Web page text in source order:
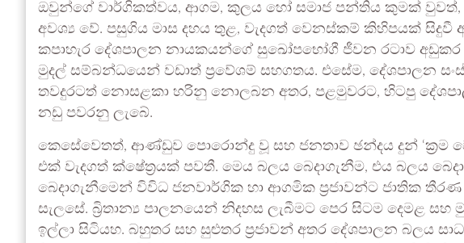
ඔවුන්ගේ වාර්ගිකත්වය, ආගම, කුලය හෝ සමාජ පන්තිය කුමක් වුවත්,
අවශ්‍ය වේ. පසුගිය මාස දහය තුළ, වැදගත් වෙනස්කම් කිහිපයක්
කපාහැර දේශපාලන නායකයන්ගේ සුඛෝපභෝගී ජීවන රටාව
මුදල් සම්බන්ධයෙන් වඩාත් ප්‍රවේශම් සහගතය. එසේම, දේශපාලන
තවදුරටත් නොසළකා හරිනු නොලබන අතර, පළමුවරට, හිටපු
නඩු පවරනු ලැබේ.
කෙසේවෙතත්, ආණ්ඩුව පොරොන්දු වූ සහ ජනතාව ඡන්දය දුන් ‘ක්‍රම
එක් වැදගත් ක්ෂේත්‍රයක් පවතී. මෙය බලය බෙදාගැනීම, එය බලය
බෙදාගැනීමෙන් විවිධ ජනවාර්ගික හා ආගමික ප්‍රජාවන්ට ජාතික
සැලසේ. බ්‍රිතාන්‍ය පාලනයෙන් නිදහස ලැබීමට පෙර සිටම දෙමළ සහ
ඉල්ලා සිටියහ. බහුතර සහ සුළුතර ප්‍රජාවන් අතර දේශපාලන බලය